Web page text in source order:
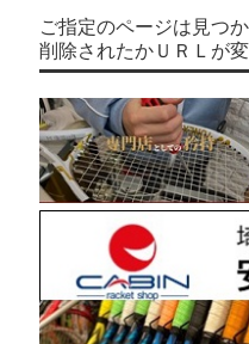
ご指定のページは見つか
削除されたかＵＲＬが